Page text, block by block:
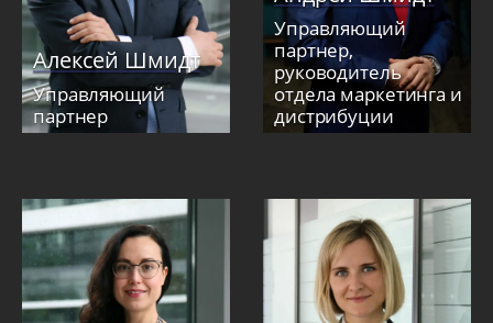
Алексей Шмидт
Управляющий
партнер
Управляющий
партнер,
руководитель
отдела маркетинга и
дистрибуции